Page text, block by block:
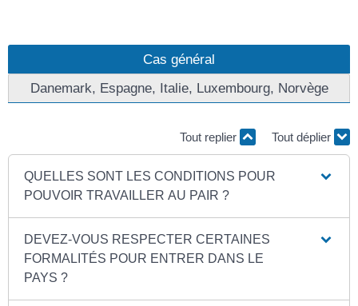
Cas général
Danemark, Espagne, Italie, Luxembourg, Norvège
Tout replier Tout déplier
QUELLES SONT LES CONDITIONS POUR
POUVOIR TRAVAILLER AU PAIR ?
DEVEZ-VOUS RESPECTER CERTAINES
FORMALITÉS POUR ENTRER DANS LE
PAYS ?